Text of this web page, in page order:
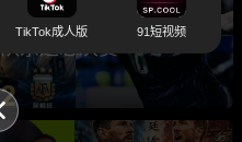
杀英格兰 三狮军团止
杀进总决赛
TikTok成人版 91短视频